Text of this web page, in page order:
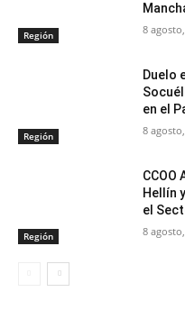
Región 8
Región
Duelo
en el
8
Región
CCOO
Hellín
el
8